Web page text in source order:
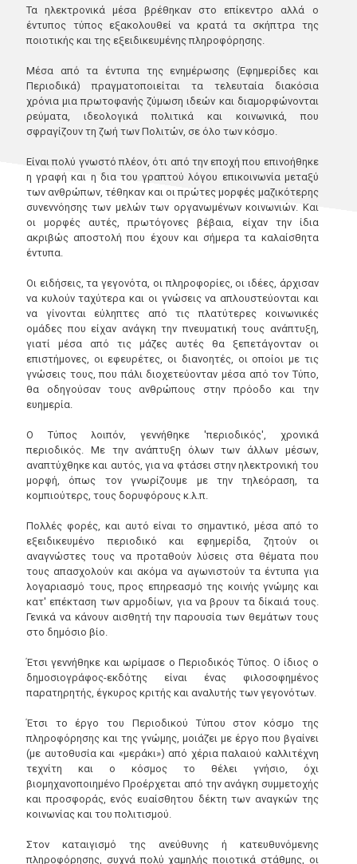
Τα ηλεκτρονικά μέσα βρέθηκαν στο επίκεντρο αλλά ο
έντυπος τύπος εξακολουθεί να κρατά τα σκήπτρα της
ποιοτικής και της εξειδικευμένης πληροφόρησης.
Μέσα από τα έντυπα της ενημέρωσης (Εφημερίδες και
Περιοδικά) πραγματοποιείται τα τελευταία διακόσια
χρόνια μια πρωτοφανής ζύμωση ιδεών και διαμορφώνονται
ρεύματα, ιδεολογικά πολιτικά και κοινωνικά, που
σφραγίζουν τη ζωή των Πολιτών, σε όλο των κόσμο.
Είναι πολύ γνωστό πλέον, ότι από την εποχή που επινοήθηκε
η γραφή και η δια του γραπτού λόγου επικοινωνία μεταξύ
των ανθρώπων, τέθηκαν και οι πρώτες μορφές μαζικότερης
συνεννόησης των μελών των οργανωμένων κοινωνιών. Και
οι μορφές αυτές, πρωτόγονες βέβαια, είχαν την ίδια
ακριβώς αποστολή που έχουν και σήμερα τα καλαίσθητα
έντυπα.
Οι ειδήσεις, τα γεγονότα, οι πληροφορίες, οι ιδέες, άρχισαν
να κυλούν ταχύτερα και οι γνώσεις να απλουστεύονται και
να γίνονται εύληπτες από τις πλατύτερες κοινωνικές
ομάδες που είχαν ανάγκη την πνευματική τους ανάπτυξη,
γιατί μέσα από τις μάζες αυτές θα ξεπετάγονταν οι
επιστήμονες, οι εφευρέτες, οι διανοητές, οι οποίοι με τις
γνώσεις τους, που πάλι διοχετεύονταν μέσα από τον Τύπο,
θα οδηγούσαν τους ανθρώπους στην πρόοδο και την
ευημερία.
Ο Τύπος λοιπόν, γεννήθηκε 'περιοδικός', χρονικά
περιοδικός. Με την ανάπτυξη όλων των άλλων μέσων,
αναπτύχθηκε και αυτός, για να φτάσει στην ηλεκτρονική του
μορφή, όπως τον γνωρίζουμε με την τηλεόραση, τα
κομπιούτερς, τους δορυφόρους κ.λ.π.
Πολλές φορές, και αυτό είναι το σημαντικό, μέσα από το
εξειδικευμένο περιοδικό και εφημερίδα, ζητούν οι
αναγνώστες τους να προταθούν λύσεις στα θέματα που
τους απασχολούν και ακόμα να αγωνιστούν τα έντυπα για
λογαριασμό τους, προς επηρεασμό της κοινής γνώμης και
κατ' επέκταση των αρμοδίων, για να βρουν τα δίκαιά τους.
Γενικά να κάνουν αισθητή την παρουσία των θεμάτων τους
στο δημόσιο βίο.
Έτσι γεννήθηκε και ωρίμασε ο Περιοδικός Τύπος. Ο ίδιος ο
δημοσιογράφος-εκδότης είναι ένας φιλοσοφημένος
παρατηρητής, έγκυρος κριτής και αναλυτής των γεγονότων.
Έτσι το έργο του Περιοδικού Τύπου στον κόσμο της
πληροφόρησης και της γνώμης, μοιάζει με έργο που βγαίνει
(με αυτοθυσία και «μεράκι») από χέρια παλαιού καλλιτέχνη
τεχνίτη και ο κόσμος το θέλει γνήσιο, όχι
βιομηχανοποιημένο Προέρχεται από την ανάγκη συμμετοχής
και προσφοράς, ενός ευαίσθητου δέκτη των αναγκών της
κοινωνίας και του πολιτισμού.
Στον καταιγισμό της ανεύθυνης ή κατευθυνόμενης
πληροφόρησης, συχνά πολύ χαμηλής ποιοτικά στάθμης, οι